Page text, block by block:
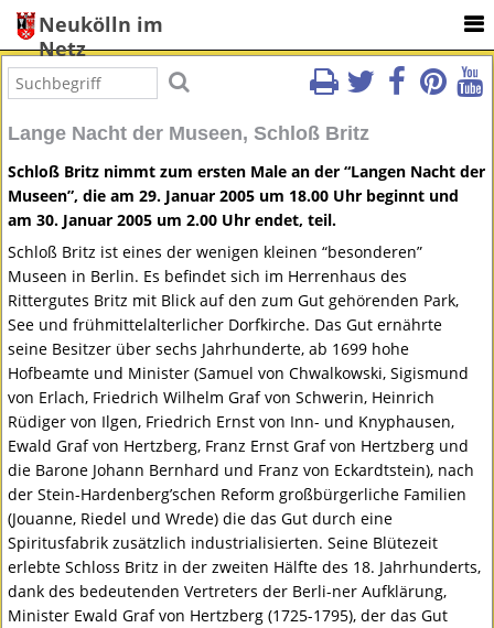
Neukölln im
Netz
Lange Nacht der Museen, Schloß Britz
Schloß Britz nimmt zum ersten Male an der “Langen Nacht der
Museen”, die am 29. Januar 2005 um 18.00 Uhr beginnt und
am 30. Januar 2005 um 2.00 Uhr endet, teil.
Schloß Britz ist eines der wenigen kleinen “besonderen”
Museen in Berlin. Es befindet sich im Herrenhaus des
Rittergutes Britz mit Blick auf den zum Gut gehörenden Park,
See und frühmittelalterlicher Dorfkirche. Das Gut ernährte
seine Besitzer über sechs Jahrhunderte, ab 1699 hohe
Hofbeamte und Minister (Samuel von Chwalkowski, Sigismund
von Erlach, Friedrich Wilhelm Graf von Schwerin, Heinrich
Rüdiger von Ilgen, Friedrich Ernst von Inn- und Knyphausen,
Ewald Graf von Hertzberg, Franz Ernst Graf von Hertzberg und
die Barone Johann Bernhard und Franz von Eckardtstein), nach
der Stein-Hardenberg’schen Reform großbürgerliche Familien
(Jouanne, Riedel und Wrede) die das Gut durch eine
Spiritusfabrik zusätzlich industrialisierten. Seine Blütezeit
erlebte Schloss Britz in der zweiten Hälfte des 18. Jahrhunderts,
dank des bedeutenden Vertreters der Berli-ner Aufklärung,
Minister Ewald Graf von Hertzberg (1725-1795), der das Gut